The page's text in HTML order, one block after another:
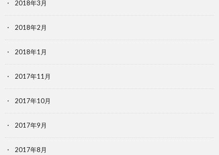
2018年3月
2018年2月
2018年1月
2017年11月
2017年10月
2017年9月
2017年8月